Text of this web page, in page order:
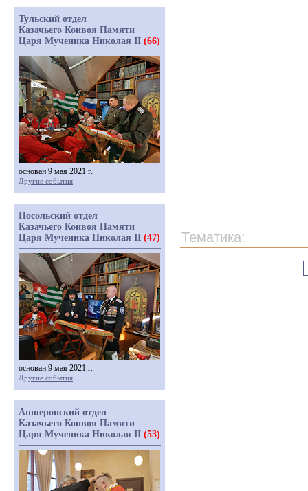
Тематика:
Тульский отдел
Казачьего Конвоя Памяти
Царя Мученика Николая II (66)
основан 9 мая 2021 г.
Другие события
Посольский отдел
Казачьего Конвоя Памяти
Царя Мученика Николая II (47)
основан 9 мая 2021 г.
Другие события
Апшеронский отдел
Казачьего Конвоя Памяти
Царя Мученика Николая II (53)